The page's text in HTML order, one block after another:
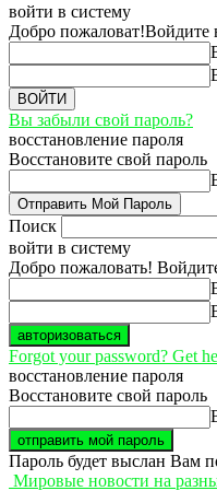
войти в систему
Добро пожаловат!Войдите
Вы забыли свой пароль?
восстановление пароля
Восстановите свой пароль
Поиск
войти в систему
Добро пожаловать!
Forgot your password? Get
восстановление пароля
Восстановите свой пароль
Пароль будет выслан Вам
Мировые новости на